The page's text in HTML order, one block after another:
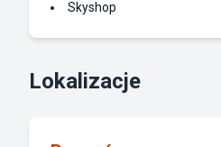
Skyshop
Lokalizacje